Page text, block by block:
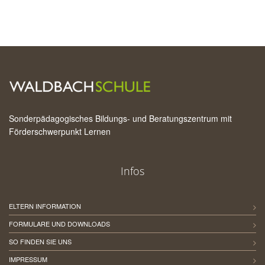
Sonderpädagogisches Bildungs- und Beratungszentrum mit
Förderschwerpunkt Lernen
Infos
ELTERN INFORMATION
FORMULARE UND DOWNLOADS
SO FINDEN SIE UNS
IMPRESSUM